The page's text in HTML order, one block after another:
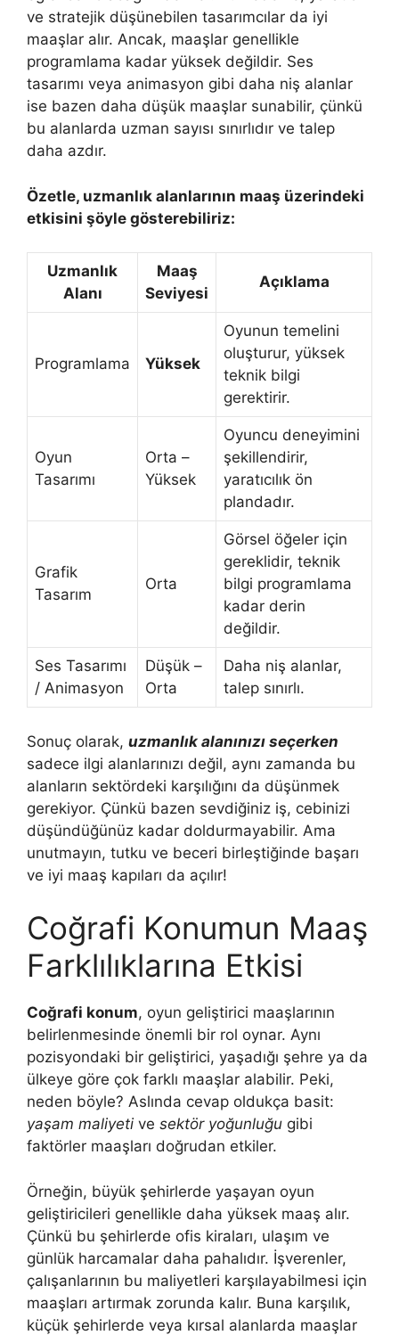
ve stratejik düşünebilen tasarımcılar da iyi
maaşlar alır. Ancak, maaşlar genellikle
programlama kadar yüksek değildir. Ses
tasarımı veya animasyon gibi daha niş alanlar
ise bazen daha düşük maaşlar sunabilir, çünkü
bu alanlarda uzman sayısı sınırlıdır ve talep
daha azdır.
Özetle, uzmanlık alanlarının maaş üzerindeki
etkisini şöyle gösterebiliriz:
Uzmanlık
Alanı
Maaş
Seviyesi
Açıklama
Programlama Yüksek
Oyunun temelini
oluşturur, yüksek
teknik bilgi
gerektirir.
Oyun
Tasarımı
Orta –
Yüksek
Oyuncu deneyimini
şekillendirir,
yaratıcılık ön
plandadır.
Grafik
Tasarım
Orta
Görsel öğeler için
gereklidir, teknik
bilgi programlama
kadar derin
değildir.
Ses Tasarımı
/ Animasyon
Düşük –
Orta
Daha niş alanlar,
talep sınırlı.
Sonuç olarak, uzmanlık alanınızı seçerken
sadece ilgi alanlarınızı değil, aynı zamanda bu
alanların sektördeki karşılığını da düşünmek
gerekiyor. Çünkü bazen sevdiğiniz iş, cebinizi
düşündüğünüz kadar doldurmayabilir. Ama
unutmayın, tutku ve beceri birleştiğinde başarı
ve iyi maaş kapıları da açılır!
Coğrafi Konumun Maaş
Farklılıklarına Etkisi
Coğrafi konum, oyun geliştirici maaşlarının
belirlenmesinde önemli bir rol oynar. Aynı
pozisyondaki bir geliştirici, yaşadığı şehre ya da
ülkeye göre çok farklı maaşlar alabilir. Peki,
neden böyle? Aslında cevap oldukça basit:
yaşam maliyeti ve sektör yoğunluğu gibi
faktörler maaşları doğrudan etkiler.
Örneğin, büyük şehirlerde yaşayan oyun
geliştiricileri genellikle daha yüksek maaş alır.
Çünkü bu şehirlerde ofis kiraları, ulaşım ve
günlük harcamalar daha pahalıdır. İşverenler,
çalışanlarının bu maliyetleri karşılayabilmesi için
maaşları artırmak zorunda kalır. Buna karşılık,
küçük şehirlerde veya kırsal alanlarda maaşlar